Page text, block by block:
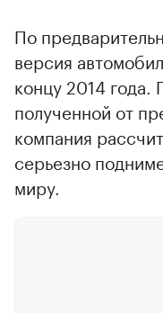
По
версия
концу 2014
полученной от
компания
серьезно
миру.